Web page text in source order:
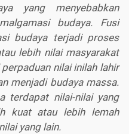
yang menyebabkan
budaya. Fusi
budaya terjadi proses
lebih nilai masyarakat
nilai inilah lahir
menjadi budaya massa.
terdapat nilai-nilai yang
kuat atau lebih lemah
yang lain.